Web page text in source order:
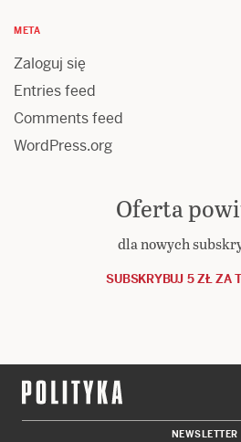
META
Zaloguj się
Entries feed
Comments feed
WordPress.org
Oferta
dla nowych
SUBSKRYBUJ 5 ZŁ ZA
NEWSLETTER